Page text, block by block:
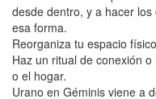
desde dentro, y a hacer
esa forma.
Reorganiza tu espacio
Haz un ritual de conexión
o el hogar.
Urano en Géminis viene a